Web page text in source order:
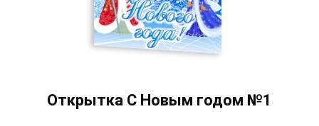
Открытка С Новым годом №1